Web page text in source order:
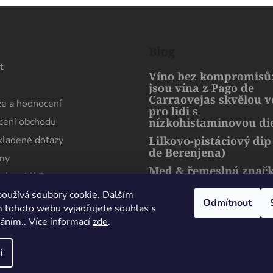
soubory cookie. Dalším
tohoto webu vyjadřujete souhlas s
Více informacízde.
Odmítnout
a hodnocení
obchodu
dotazy
prohlídka
Víno bez
jsou vína z Pago de
Carraovejas skvělou
pro lidi s
nízkohistaminovou
Lilkovo-pistáciový
de Berenjena)
Med & řemeslná
harmonie přírody a